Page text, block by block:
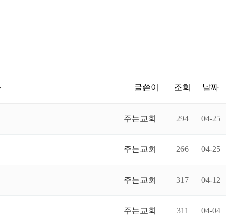
글쓴이 조회 날짜
주는교회 294 04-25
주는교회 266 04-25
주는교회 317 04-12
주는교회 311 04-04